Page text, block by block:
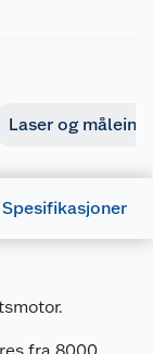
Laser og
Spesifikasjoner